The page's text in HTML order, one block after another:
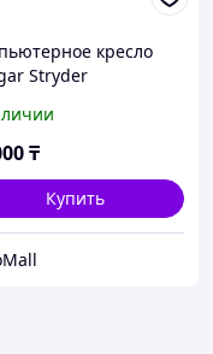
кресло
Stryder
₸
Купить